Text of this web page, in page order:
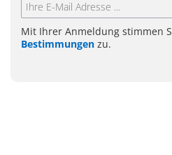
Mit Ihrer Anmeldung stimmen
Bestimmungen zu.